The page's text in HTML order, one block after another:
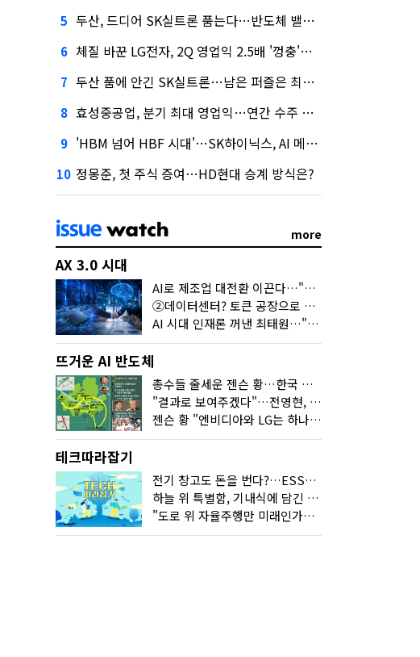
5 두산, 드디어 SK실트론 품는다…반도체 밸류체인 위상 강화
6 체질 바꾼 LG전자, 2Q 영업익 2.5배 '껑충'…1천억 자사주 태운다
7 두산 품에 안긴 SK실트론…남은 퍼즐은 최태원 지분 29.4%
8 효성중공업, 분기 최대 영업익…연간 수주 목표 12조로
9 'HBM 넘어 HBF 시대'…SK하이닉스, AI 메모리 표준 선점 나섰다
10 정몽준, 첫 주식 증여…HD현대 승계 방식은?
more
AX 3.0 시대
AI로 제조업 대전환 이끈다…"2030년까지 민관합동 20조 투자"
②데이터센터? 토큰 공장으로 변신
AI 시대 인재론 꺼낸 최태원…"협업이 경쟁력"
뜨거운 AI 반도체
총수들 줄세운 젠슨 황…한국 산업계 새판 짰다
"결과로 보여주겠다"…전영현, 젠슨 황과 HBM5 논의
젠슨 황 "엔비디아와 LG는 하나의 거대한 팀"
테크따라잡기
전기 창고도 돈을 번다?…ESS의 '두뇌' EMO가 뭐길래
하늘 위 특별함, 기내식에 담긴 기술의 세계
"도로 위 자율주행만 미래인가요"…진흙탕서 길 내는 HD현대 AI 기술